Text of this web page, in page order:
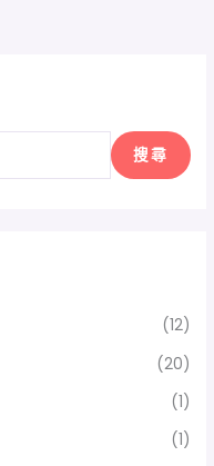
搜尋
(12)
(20)
(1)
(1)